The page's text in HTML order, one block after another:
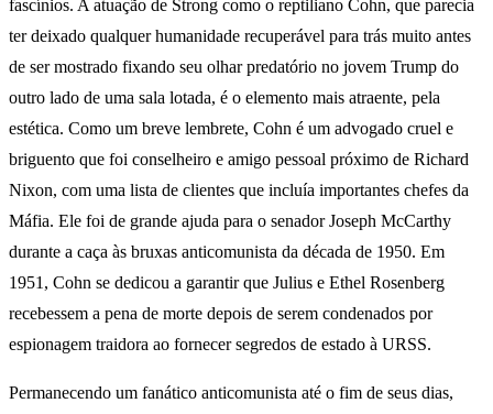
fascínios. A atuação de Strong como o reptiliano Cohn, que parecia
ter deixado qualquer humanidade recuperável para trás muito antes
de ser mostrado fixando seu olhar predatório no jovem Trump do
outro lado de uma sala lotada, é o elemento mais atraente, pela
estética. Como um breve lembrete, Cohn é um advogado cruel e
briguento que foi conselheiro e amigo pessoal próximo de Richard
Nixon, com uma lista de clientes que incluía importantes chefes da
Máfia. Ele foi de grande ajuda para o senador Joseph McCarthy
durante a caça às bruxas anticomunista da década de 1950. Em
1951, Cohn se dedicou a garantir que Julius e Ethel Rosenberg
recebessem a pena de morte depois de serem condenados por
espionagem traidora ao fornecer segredos de estado à URSS.
Permanecendo um fanático anticomunista até o fim de seus dias,